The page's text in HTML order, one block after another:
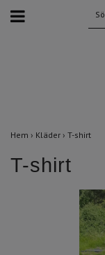
Hem › Kläder › T-shirt
T-shirt